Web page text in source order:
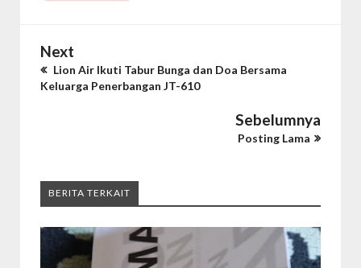
Next
Lion Air Ikuti Tabur Bunga dan Doa Bersama
Keluarga Penerbangan JT-610
Sebelumnya
Posting Lama
BERITA TERKAIT